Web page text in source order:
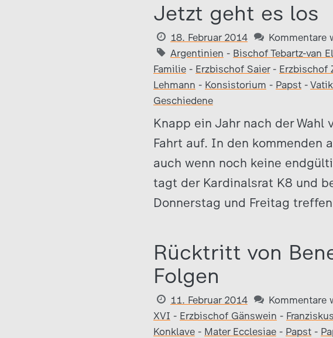
Jetzt geht es los
18. Februar 2014 Kommentare
Argentinien - Bischof Tebartz-van
Familie - Erzbischof Saier- Erzbischof
Lehmann - Konsistorium - Papst -
Geschiedene
Knapp ein Jahr nach der Wahl
Fahrt auf. In den kommenden
auch wenn noch keine
tagt der Kardinalsrat K8 und
Donnerstag und Freitag
Rücktritt von
Folgen
11. Februar 2014 Kommentare
XVI - Erzbischof Gänswein - Franziskus
Konklave - Mater Ecclesiae - Papst -